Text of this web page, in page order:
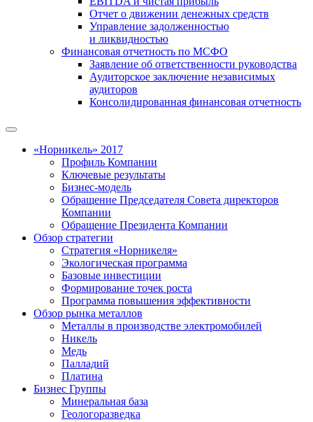
Отчет о движении денежных средств
Управление задолженностью
и ликвидностью
Финансовая отчетность по МСФО
Заявление об ответственности руководства
Аудиторское заключение независимых
аудиторов
Консолидированная финансовая отчетность
«Норникель» 2017
Профиль Компании
Ключевые результаты
Бизнес-модель
Обращение Председателя Совета директоров
Компании
Обращение Президента Компании
Обзор стратегии
Стратегия «Норникеля»
Экологическая программа
Базовые инвестиции
Формирование точек роста
Программа повышения эффективности
Обзор рынка металлов
Металлы в производстве электромобилей
Никель
Медь
Палладий
Платина
Бизнес Группы
Минеральная база
Геологоразведка